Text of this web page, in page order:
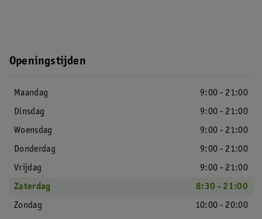
Openingstijden
Maandag
9:00 - 21:00
Dinsdag
9:00 - 21:00
Woensdag
9:00 - 21:00
Donderdag
9:00 - 21:00
Vrijdag
9:00 - 21:00
Zaterdag
8:30 - 21:00
Zondag
10:00 - 20:00